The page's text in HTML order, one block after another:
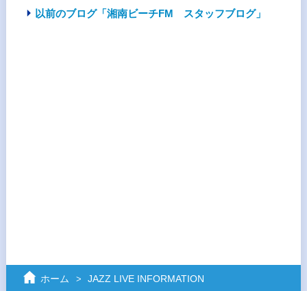
以前のブログ「湘南ビーチFM スタッフブログ」
ホーム JAZZ LIVE INFORMATION